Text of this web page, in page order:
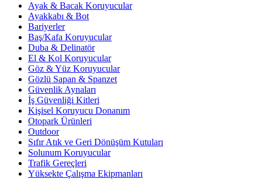
Ayak & Bacak Koruyucular
Ayakkabı & Bot
Bariyerler
Baş/Kafa Koruyucular
Duba & Delinatör
El & Kol Koruyucular
Göz & Yüz Koruyucular
Gözlü Sapan & Spanzet
Güvenlik Aynaları
İş Güvenliği Kitleri
Kişisel Koruyucu Donanım
Otopark Ürünleri
Outdoor
Sıfır Atık ve Geri Dönüşüm Kutuları
Solunum Koruyucular
Trafik Gereçleri
Yüksekte Çalışma Ekipmanları